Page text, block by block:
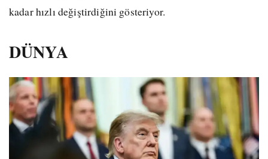
kadar hızlı değiştirdiğini gösteriyor.
DÜNYA